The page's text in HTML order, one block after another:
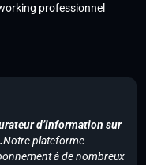
professionnel
d’information sur
Notre plateforme
à de nombreux